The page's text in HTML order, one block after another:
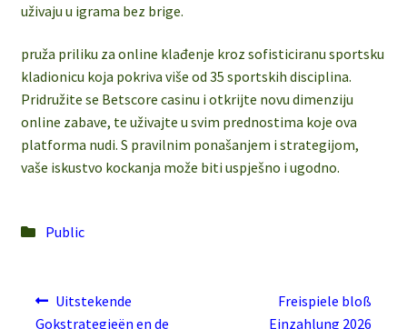
uživaju u igrama bez brige.
pruža priliku za online klađenje kroz sofisticiranu sportsku
kladionicu koja pokriva više od 35 sportskih disciplina.
Pridružite se Betscore casinu i otkrijte novu dimenziju
online zabave, te uživajte u svim prednostima koje ova
platforma nudi. S pravilnim ponašanjem i strategijom,
vaše iskustvo kockanja može biti uspješno i ugodno.
Posted
Public
PostPrevious
post:
Uitstekende
Gokstrategieën en de
Next
post:
Freispiele bloß
Einzahlung 2026